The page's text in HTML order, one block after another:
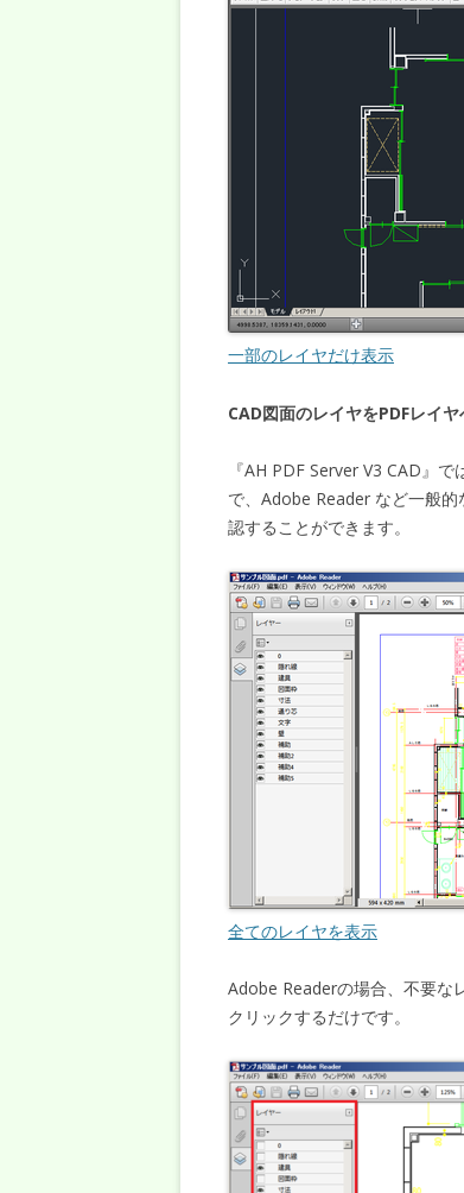
一部のレイヤだけ表示
CAD図面のレイヤをPDFレイ
『AH PDF Server V3 CAD』
で、Adobe Reader など一般
認することができます。
全てのレイヤを表示
Adobe Readerの場合、不要な
クリックするだけです。